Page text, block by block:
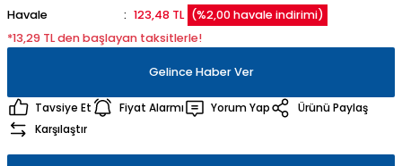
Havale
123,48 TL (%2,00 havale indirimi)
*13,29 TL den başlayan taksitlerle!
Gelince Haber Ver
Tavsiye Et Fiyat Alarmı Yorum Yap
Ürünü Paylaş
Karşılaştır